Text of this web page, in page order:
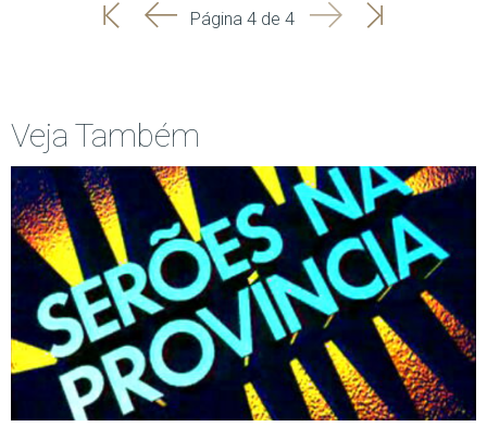
'
'
Página 4 de 4 SeguinteÚltima
Veja Também